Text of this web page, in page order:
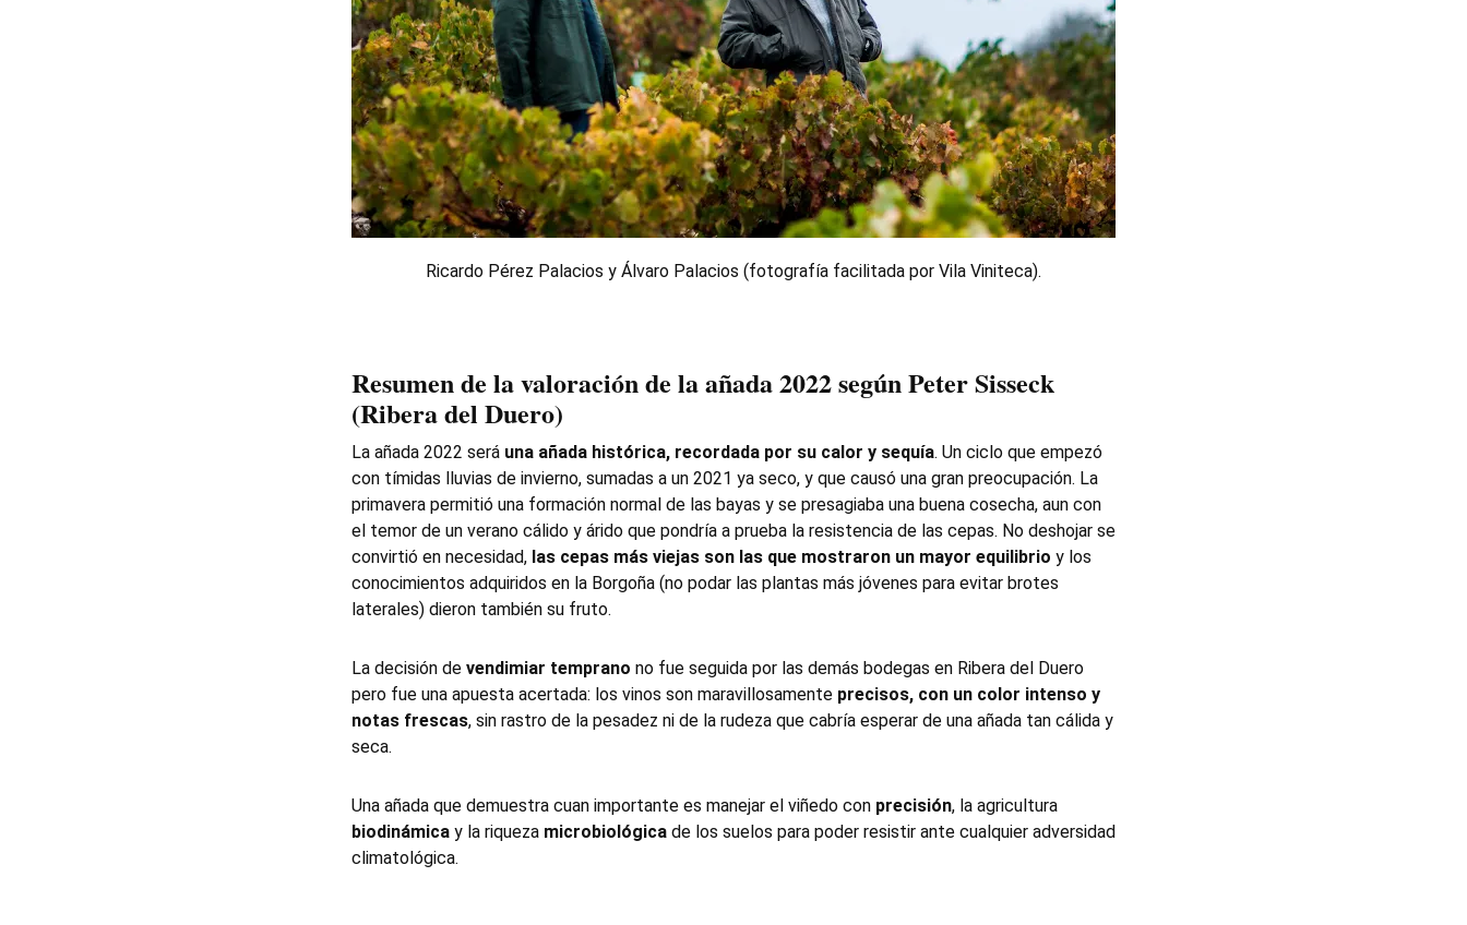
Ricardo Pérez Palacios y Álvaro Palacios (fotografía facilitada por Vila Viniteca).
Resumen de la valoración de la añada 2022 según Peter Sisseck
(Ribera del Duero)
La añada 2022 será una añada histórica, recordada por su calor y sequía. Un ciclo que empezó
con tímidas lluvias de invierno, sumadas a un 2021 ya seco, y que causó una gran preocupación. La
primavera permitió una formación normal de las bayas y se presagiaba una buena cosecha, aun con
el temor de un verano cálido y árido que pondría a prueba la resistencia de las cepas. No deshojar se
convirtió en necesidad, las cepas más viejas son las que mostraron un mayor equilibrio y los
conocimientos adquiridos en la Borgoña (no podar las plantas más jóvenes para evitar brotes
laterales) dieron también su fruto.
La decisión de vendimiar temprano no fue seguida por las demás bodegas en Ribera del Duero
pero fue una apuesta acertada: los vinos son maravillosamente precisos, con un color intenso y
notas frescas, sin rastro de la pesadez ni de la rudeza que cabría esperar de una añada tan cálida y
seca.
Una añada que demuestra cuan importante es manejar el viñedo con precisión, la agricultura
biodinámica y la riqueza microbiológica de los suelos para poder resistir ante cualquier adversidad
climatológica.